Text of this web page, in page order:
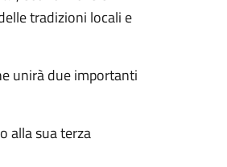
tradizioni locali e
unirà due importanti
alla sua terza